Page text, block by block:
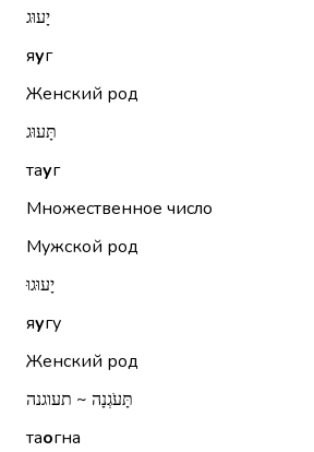
יָעוּג
яуг
Женский род
תָּעוּג
тауг
Множественное число
Мужской род
יָעוּגוּ
яугу
Женский род
תָּעֹגְנָה ~ תעוגנה
таогна